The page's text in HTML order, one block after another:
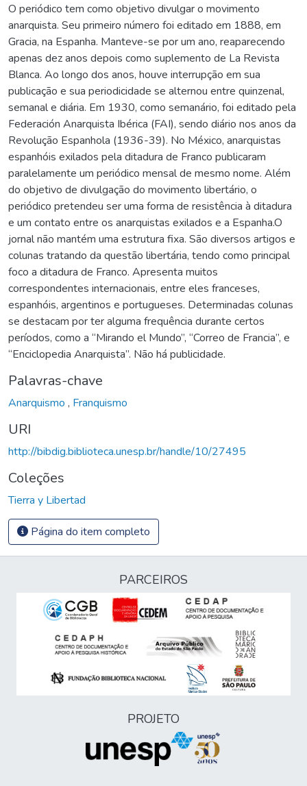
O periódico tem como objetivo divulgar o movimento
anarquista. Seu primeiro número foi editado em 1888, em
Gracia, na Espanha. Manteve-se por um ano, reaparecendo
apenas dez anos depois como suplemento de La Revista
Blanca. Ao longo dos anos, houve interrupção em sua
publicação e sua periodicidade se alternou entre quinzenal,
semanal e diária. Em 1930, como semanário, foi editado pela
Federación Anarquista Ibérica (FAI), sendo diário nos anos da
Revolução Espanhola (1936-39). No México, anarquistas
espanhóis exilados pela ditadura de Franco publicaram
paralelamente um periódico mensal de mesmo nome. Além
do objetivo de divulgação do movimento libertário, o
periódico pretendeu ser uma forma de resistência à ditadura
e um contato entre os anarquistas exilados e a Espanha.O
jornal não mantém uma estrutura fixa. São diversos artigos e
colunas tratando da questão libertária, tendo como principal
foco a ditadura de Franco. Apresenta muitos
correspondentes internacionais, entre eles franceses,
espanhóis, argentinos e portugueses. Determinadas colunas
se destacam por ter alguma frequência durante certos
períodos, como a “Mirando el Mundo”, “Correo de Francia”, e
“Enciclopedia Anarquista”. Não há publicidade.
Palavras-chave
Anarquismo , Franquismo
URI
http://bibdig.biblioteca.unesp.br/handle/10/27495
Coleções
Tierra y Libertad
Página do item completo
PARCEIROS
PROJETO